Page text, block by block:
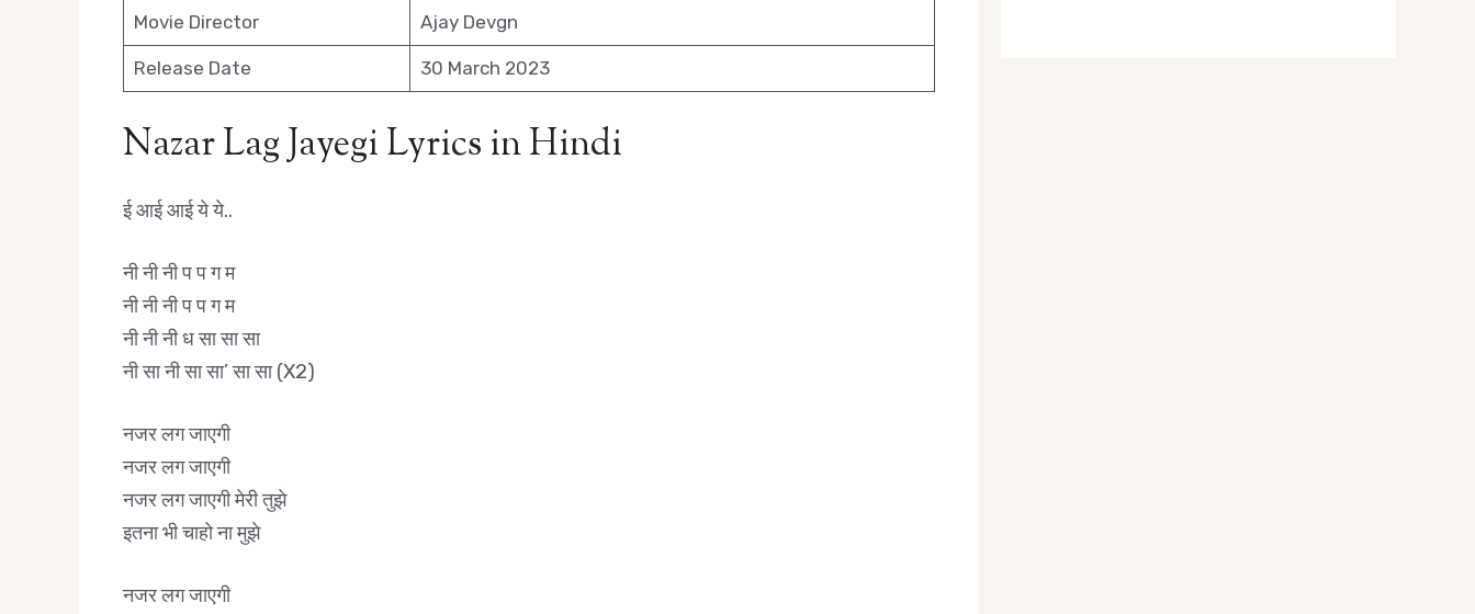
Movie Director Ajay Devgn
Release Date 30 March 2023
Nazar Lag Jayegi Lyrics in Hindi
ई आई आई ये ये..
नी नी नी प प ग म
नी नी नी प प ग म
नी नी नी ध सा सा सा
नी सा नी सा सा’ सा सा (X2)
नजर लग जाएगी
नजर लग जाएगी
नजर लग जाएगी मेरी तुझे
इतना भी चाहो ना मुझे
नजर लग जाएगी